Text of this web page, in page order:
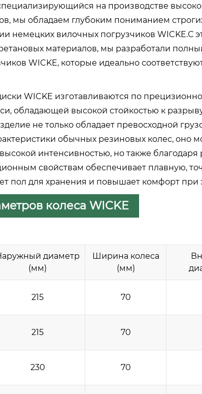
на производстве
мы обладаем глубоким пониманием
немецких вилочных погрузчиков WICKE.С
материалов, мы разработали
WICKE, которые идеально
WICKE изготавливаются по
обладающей высокой стойкостью к
не только обладает превосходной
обычных резиновых колес, оно
интенсивностью, но также
свойствам обеспечивает плавную,
пол для хранения и повышает комфорт при
колеса WICKE
диаметр
(мм)
Ширина колеса
(мм)
215 70
215 70
230 70